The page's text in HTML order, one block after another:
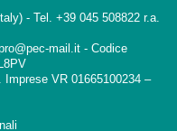
- Tel. +39 045 508822 r.a.
mail.it - Codice
Imprese VR 01665100234 –